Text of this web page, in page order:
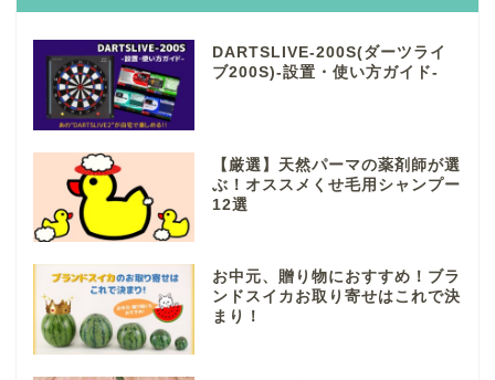
DARTSLIVE-200S(ダーツライ
ブ200S)-設置・使い方ガイド-
【厳選】天然パーマの薬剤師が選
ぶ！オススメくせ毛用シャンプー
12選
お中元、贈り物におすすめ！ブラ
ンドスイカお取り寄せはこれで決
まり！